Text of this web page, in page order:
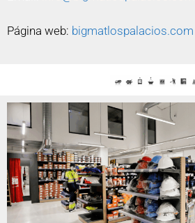
Página web: bigmatlospalacios.com